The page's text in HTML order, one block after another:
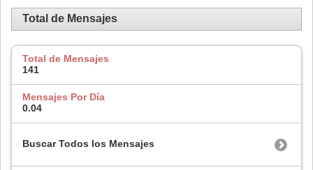
Total de Mensajes
Total de Mensajes
141
Mensajes Por Día
0.04
Buscar Todos los Mensajes